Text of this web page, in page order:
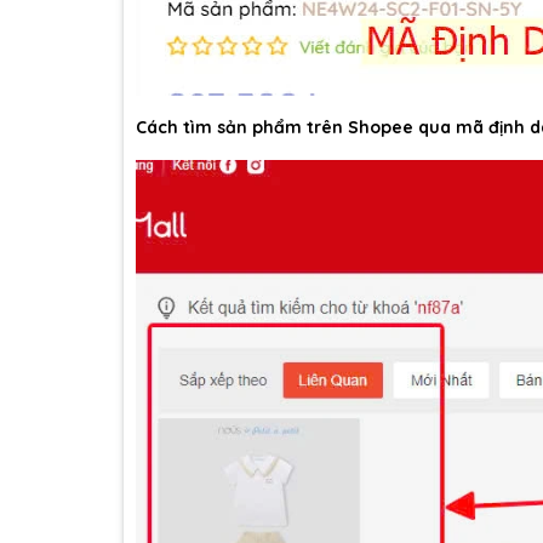
Cách tìm sản phẩm trên Shopee qua mã định